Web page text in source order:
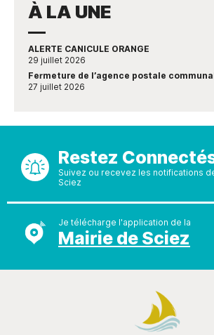
À LA UNE
ALERTE CANICULE ORANGE
29 juillet 2026
Fermeture de l’agence postale
27 juillet 2026
Restez
Suivez ou recevez les notifications
Sciez
Je télécharge l'application de la
Mairie de Sciez